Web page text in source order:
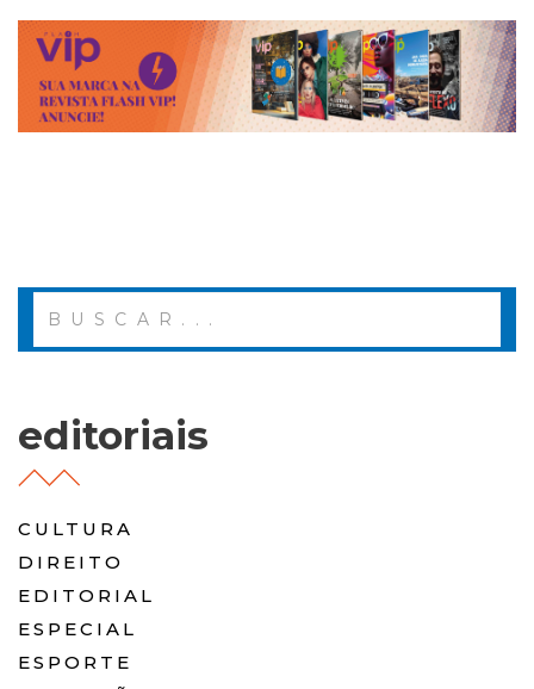
editoriais
CULTURA
DIREITO
EDITORIAL
ESPECIAL
ESPORTE